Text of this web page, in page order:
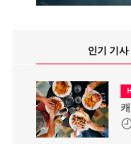
인기 기사